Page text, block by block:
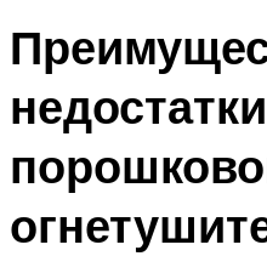
недостатки